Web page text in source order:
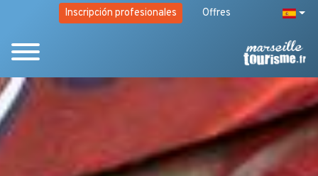
Inscripción profesionales Offres